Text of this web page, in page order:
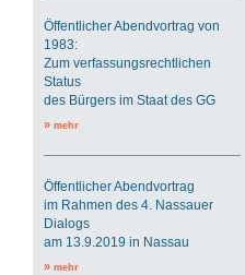
Öffentlicher Abendvortrag von
1983:
Zum verfassungsrechtlichen
Status
des Bürgers im Staat des GG
» mehr
Öffentlicher Abendvortrag
im Rahmen des 4. Nassauer
Dialogs
am 13.9.2019 in Nassau
» mehr